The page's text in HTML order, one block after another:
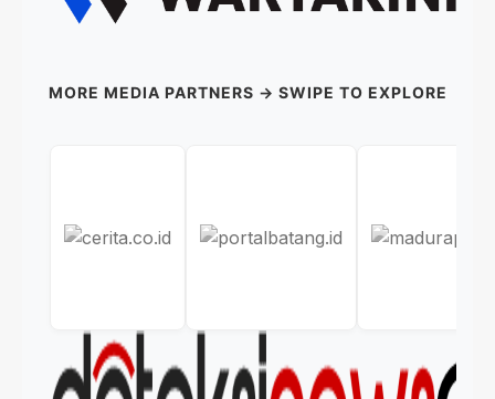
MORE MEDIA PARTNERS → SWIPE TO EXPLORE